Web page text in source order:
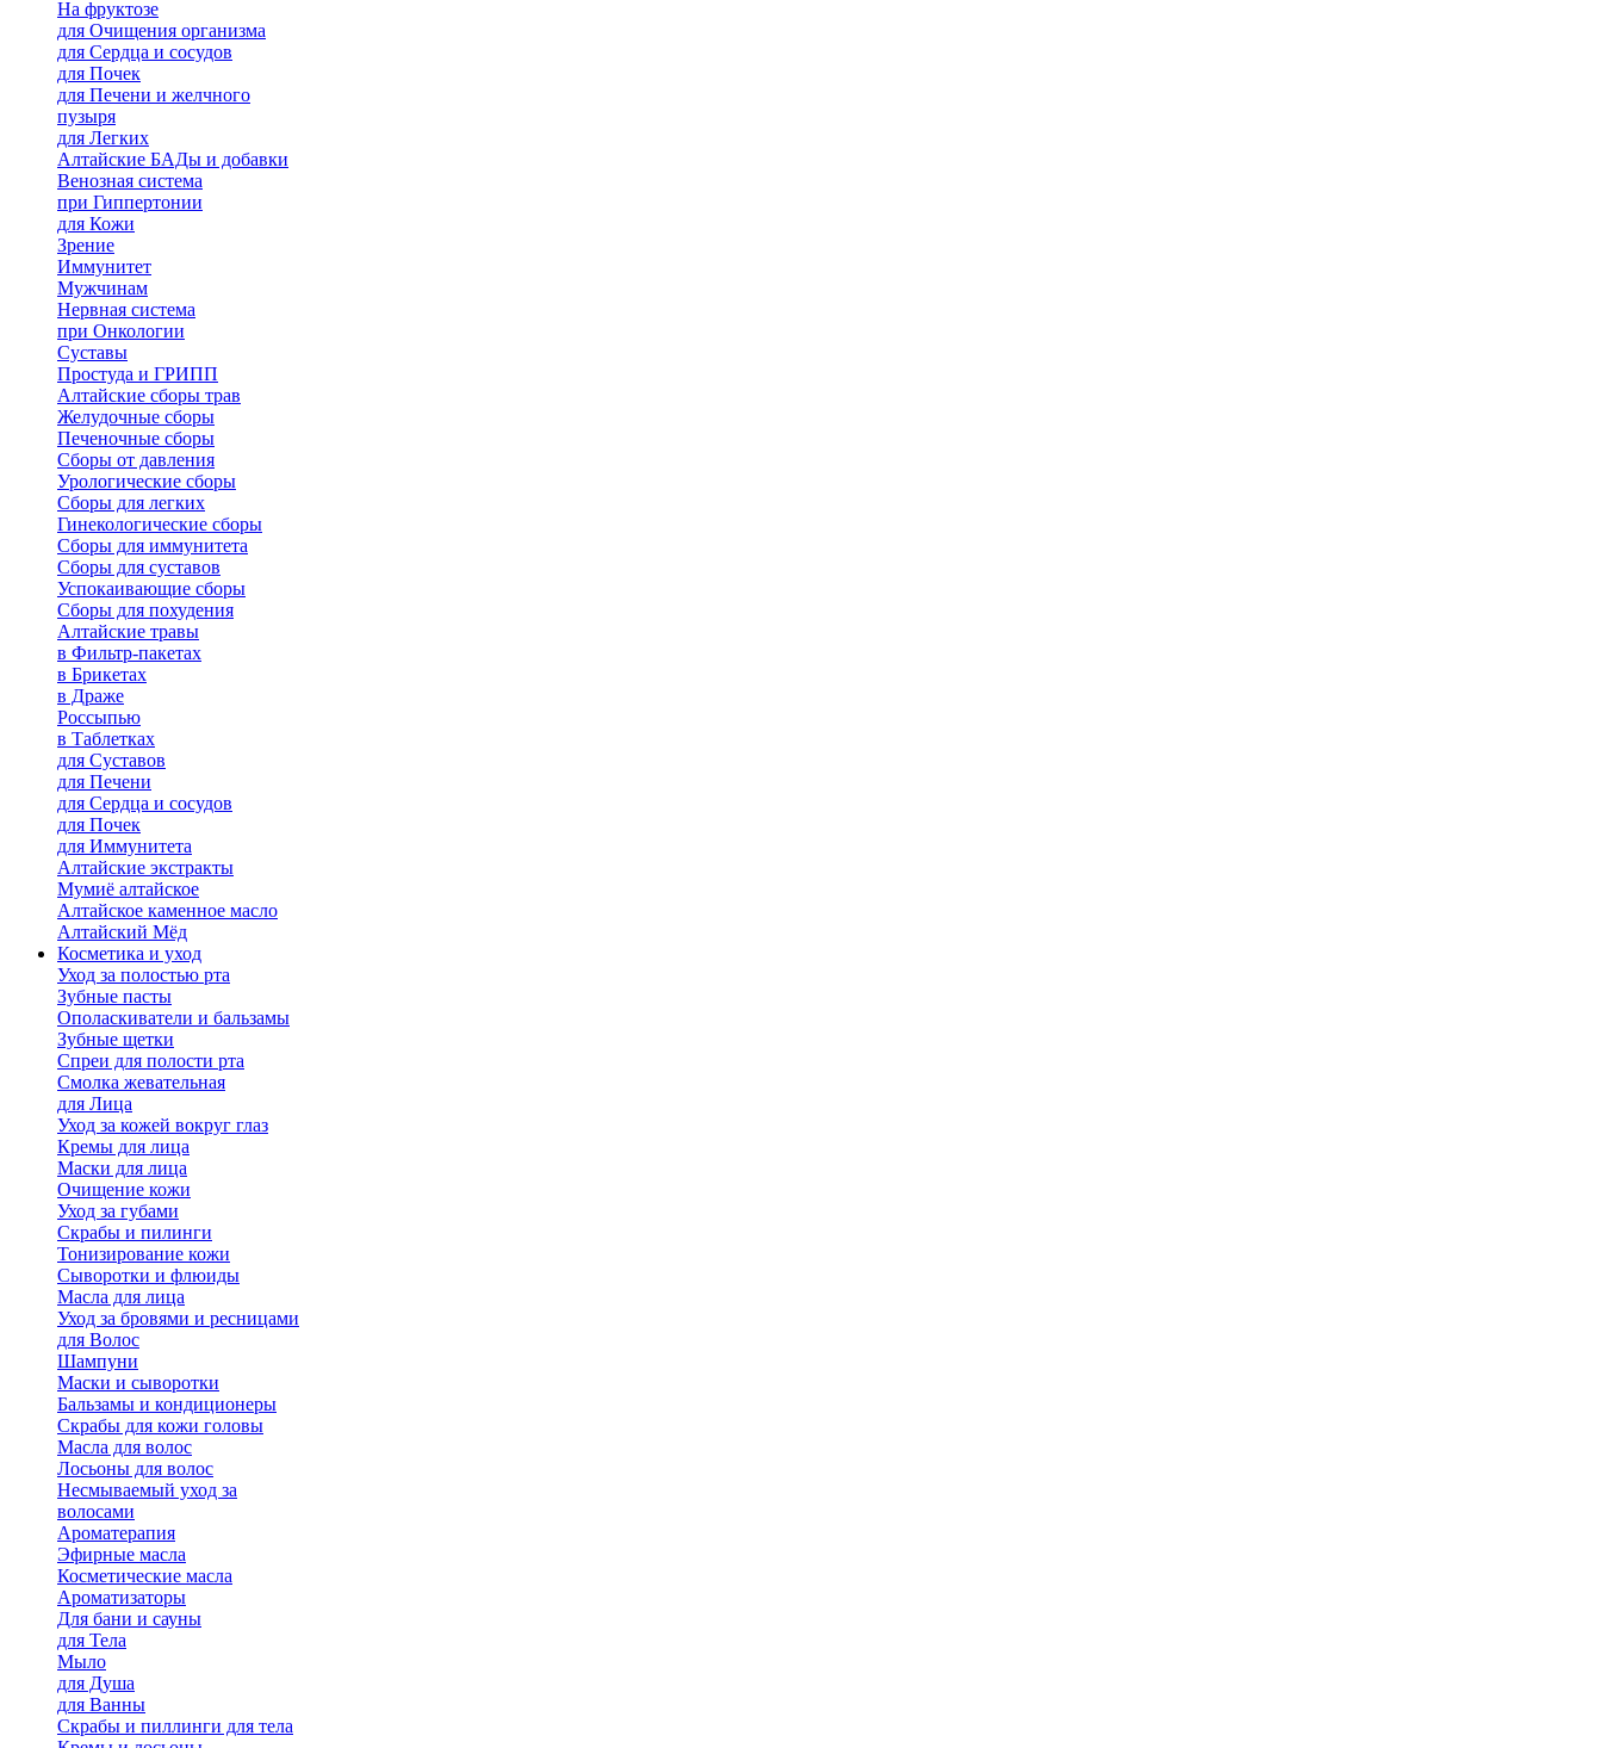
На фруктозе
для Очищения организма
для Сердца и сосудов
для Почек
для Печени и желчного
пузыря
для Легких
Алтайские БАДы и добавки
Венозная система
при Гиппертонии
для Кожи
Зрение
Иммунитет
Мужчинам
Нервная система
при Онкологии
Суставы
Простуда и ГРИПП
Алтайские сборы трав
Желудочные сборы
Печеночные сборы
Сборы от давления
Урологические сборы
Сборы для легких
Гинекологические сборы
Сборы для иммунитета
Сборы для суставов
Успокаивающие сборы
Сборы для похудения
Алтайские травы
в Фильтр-пакетах
в Брикетах
в Драже
Россыпью
в Таблетках
для Cуставов
для Печени
для Сердца и сосудов
для Почек
для Иммунитета
Алтайские экстракты
Мумиё алтайское
Алтайское каменное масло
Алтайский Мёд
Косметика и уход
Уход за полостью рта
Зубные пасты
Ополаскиватели и бальзамы
Зубные щетки
Спреи для полости рта
Смолка жевательная
для Лица
Уход за кожей вокруг глаз
Кремы для лица
Маски для лица
Очищение кожи
Уход за губами
Скрабы и пилинги
Тонизирование кожи
Сыворотки и флюиды
Масла для лица
Уход за бровями и ресницами
для Волос
Шампуни
Маски и сыворотки
Бальзамы и кондиционеры
Скрабы для кожи головы
Масла для волос
Лосьоны для волос
Несмываемый уход за
волосами
Ароматерапия
Эфирные масла
Косметические масла
Ароматизаторы
Для бани и сауны
для Тела
Мыло
для Душа
для Ванны
Скрабы и пиллинги для тела